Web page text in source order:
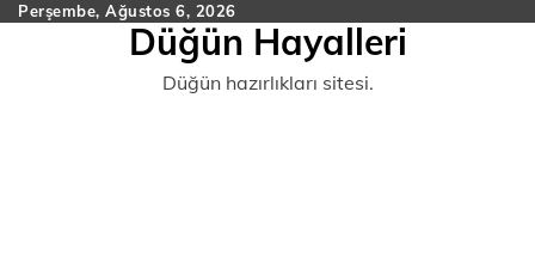
SkipPerşembe, Ağustos 6, 2026
Düğün Hayalleri
Düğün hazırlıkları sitesi.